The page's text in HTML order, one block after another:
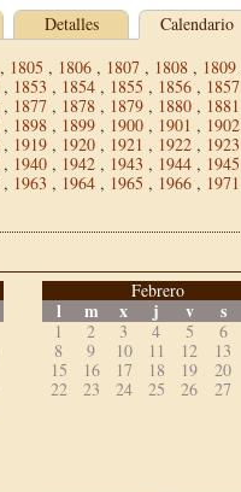
Detalles
Calendario
, 1805 , 1806 , 1807 , 1808 , 1809
, 1853 , 1854 , 1855 , 1856 , 1857
, 1877 , 1878 , 1879 , 1880 , 1881
, 1898 , 1899 , 1900 , 1901 , 1902
, 1919 , 1920 , 1921 , 1922 , 1923
, 1940 , 1942 , 1943 , 1944 , 1945
, 1963 , 1964 , 1965 , 1966 , 1971
Febrero
l m x j v s
1 2 3 4 5 6
8
9 10 11 12 13
15
16 17 18 19 20
22
23 24 25 26 27